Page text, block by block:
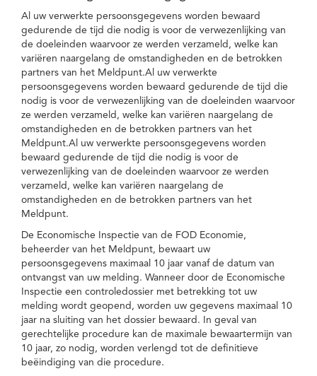
Al uw verwerkte persoonsgegevens worden bewaard
gedurende de tijd die nodig is voor de verwezenlijking van
de doeleinden waarvoor ze werden verzameld, welke kan
variëren naargelang de omstandigheden en de betrokken
partners van het Meldpunt.Al uw verwerkte
persoonsgegevens worden bewaard gedurende de tijd die
nodig is voor de verwezenlijking van de doeleinden waarvoor
ze werden verzameld, welke kan variëren naargelang de
omstandigheden en de betrokken partners van het
Meldpunt.Al uw verwerkte persoonsgegevens worden
bewaard gedurende de tijd die nodig is voor de
verwezenlijking van de doeleinden waarvoor ze werden
verzameld, welke kan variëren naargelang de
omstandigheden en de betrokken partners van het
Meldpunt.
De Economische Inspectie van de FOD Economie,
beheerder van het Meldpunt, bewaart uw
persoonsgegevens maximaal 10 jaar vanaf de datum van
ontvangst van uw melding. Wanneer door de Economische
Inspectie een controledossier met betrekking tot uw
melding wordt geopend, worden uw gegevens maximaal 10
jaar na sluiting van het dossier bewaard. In geval van
gerechtelijke procedure kan de maximale bewaartermijn van
10 jaar, zo nodig, worden verlengd tot de definitieve
beëindiging van die procedure.